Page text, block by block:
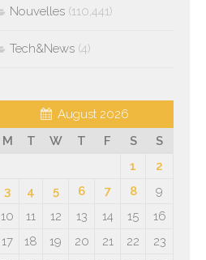
Nouvelles (110,441)
Tech&News (4)
August 2026
M
T W T F S
S
1
2
3
4 5 6 7 8
9
10
11 12 13 14 15
16
17
18 19 20 21 22
23